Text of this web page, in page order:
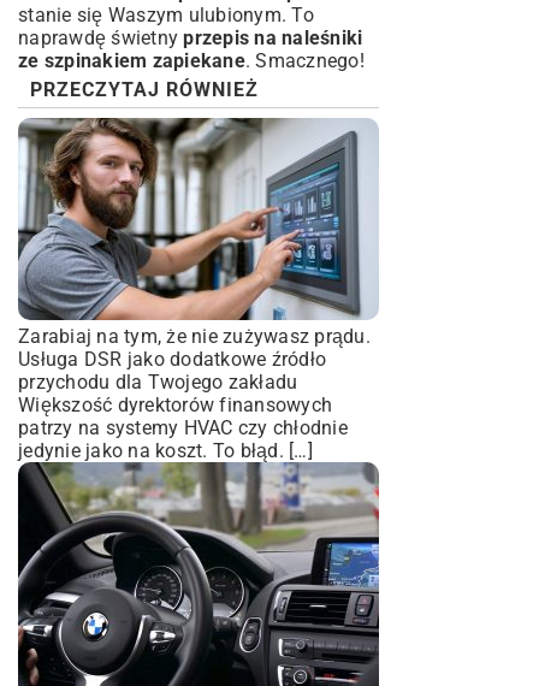
stanie się Waszym ulubionym. To
naprawdę świetnyprzepis na naleśniki
ze szpinakiem zapiekane. Smacznego!
PRZECZYTAJ RÓWNIEŻ
Zarabiaj na tym, że nie zużywasz prądu.
Usługa DSR jako dodatkowe źródło
przychodu dla Twojego zakładu
Większość dyrektorów finansowych
patrzy na systemy HVAC czy chłodnie
jedynie jako na koszt. To błąd. […]